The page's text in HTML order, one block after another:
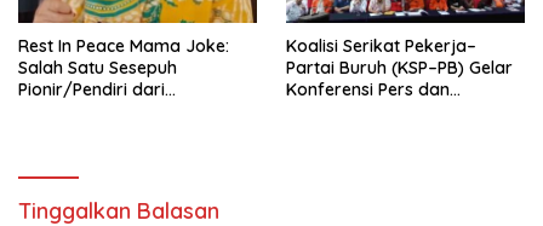
Rest In Peace Mama Joke:
Salah Satu Sesepuh
Pionir/Pendiri dari
Kasih Allah.
Koalisi Serikat Pekerja–
Partai Buruh (KSP–PB) Gelar
Konferensi Pers dan
Tinggalkan Balasan